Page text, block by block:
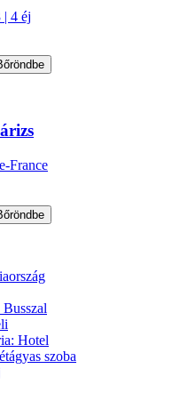
4 éj
France
Busszal
Hotel
szoba